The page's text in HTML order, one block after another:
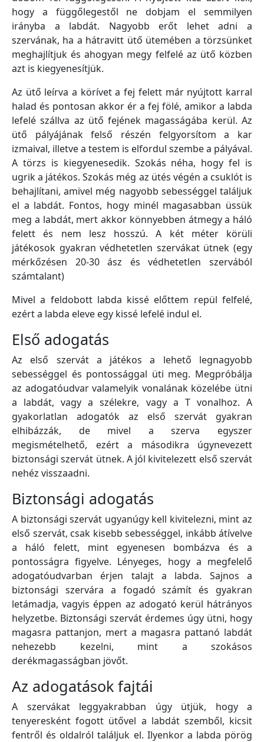
hogy a függőlegestől ne dobjam el semmilyen
irányba a labdát. Nagyobb erőt lehet adni a
szervának, ha a hátravitt ütő ütemében a törzsünket
meghajlítjuk és ahogyan megy felfelé az ütő közben
azt is kiegyenesítjük.
Az ütő leírva a körívet a fej felett már nyújtott karral
halad és pontosan akkor ér a fej fölé, amikor a labda
lefelé szállva az ütő fejének magasságába kerül. Az
ütő pályájának felső részén felgyorsítom a kar
izmaival, illetve a testem is elfordul szembe a pályával.
A törzs is kiegyenesedik. Szokás néha, hogy fel is
ugrik a játékos. Szokás még az ütés végén a csuklót is
behajlítani, amivel még nagyobb sebességgel találjuk
el a labdát. Fontos, hogy minél magasabban üssük
meg a labdát, mert akkor könnyebben átmegy a háló
felett és nem lesz hosszú. A két méter körüli
játékosok gyakran védhetetlen szervákat ütnek (egy
mérkőzésen 20-30 ász és védhetetlen szervából
számtalant)
Mivel a feldobott labda kissé előttem repül felfelé,
ezért a labda eleve egy kissé lefelé indul el.
Első adogatás
Az első szervát a játékos a lehető legnagyobb
sebességgel és pontossággal üti meg. Megpróbálja
az adogatóudvar valamelyik vonalának közelébe ütni
a labdát, vagy a szélekre, vagy a T vonalhoz. A
gyakorlatlan adogatók az első szervát gyakran
elhibázzák, de mivel a szerva egyszer
megismételhető, ezért a másodikra úgynevezett
biztonsági szervát ütnek. A jól kivitelezett első szervát
nehéz visszaadni.
Biztonsági adogatás
A biztonsági szervát ugyanúgy kell kivitelezni, mint az
első szervát, csak kisebb sebességgel, inkább átívelve
a háló felett, mint egyenesen bombázva és a
pontosságra figyelve. Lényeges, hogy a megfelelő
adogatóudvarban érjen talajt a labda. Sajnos a
biztonsági szervára a fogadó számít és gyakran
letámadja, vagyis éppen az adogató kerül hátrányos
helyzetbe. Biztonsági szervát érdemes úgy ütni, hogy
magasra pattanjon, mert a magasra pattanó labdát
nehezebb kezelni, mint a szokásos
derékmagasságban jövőt.
Az adogatások fajtái
A szervákat leggyakrabban úgy ütjük, hogy a
tenyeresként fogott ütővel a labdát szemből, kicsit
fentről és oldalról találjuk el. Ilyenkor a labda pörög